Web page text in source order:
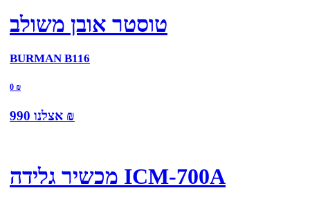
טוסטר אובן משולב
BURMAN B116
0 ₪
אצלנו 990 ₪
מכשיר גלידה ICM-700A